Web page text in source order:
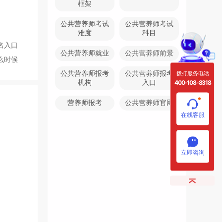
入口
时候
框架
公共营养师考试
难度
公共营养师考试
科目
公共营养师就业 公共营养师前景
公共营养师报考
机构
公共营养师报考
入口
营养师报考 公共营养师官网
拨打服务电话
400-108-8318
在线客服
立即咨询